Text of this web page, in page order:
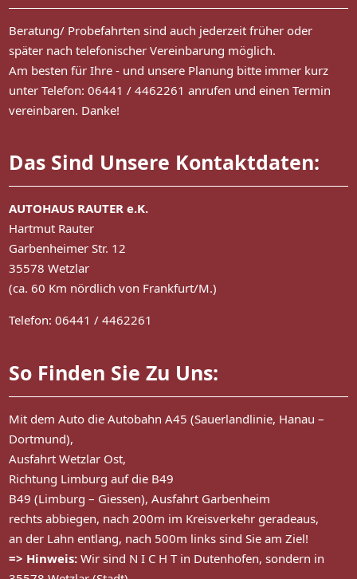
Beratung/ Probefahrten sind auch jederzeit früher oder
später nach telefonischer Vereinbarung möglich.
Am besten für Ihre - und unsere Planung bitte immer kurz
unter Telefon: 06441 / 4462261 anrufen und einen Termin
vereinbaren. Danke!
Das Sind Unsere Kontaktdaten:
AUTOHAUS RAUTER e.K.
Hartmut Rauter
Garbenheimer Str. 12
35578 Wetzlar
(ca. 60 Km nördlich von Frankfurt/M.)
Telefon: 06441 / 4462261
So Finden Sie Zu Uns:
Mit dem Auto die Autobahn A45 (Sauerlandlinie, Hanau –
Dortmund),
Ausfahrt Wetzlar Ost,
Richtung Limburg auf die B49
B49 (Limburg – Giessen), Ausfahrt Garbenheim
rechts abbiegen, nach 200m im Kreisverkehr geradeaus,
an der Lahn entlang, nach 500m links sind Sie am Ziel!
=> Hinweis: Wir sind N I C H T in Dutenhofen, sondern in